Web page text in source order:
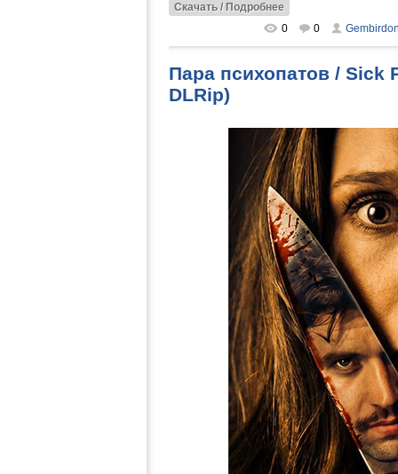
Скачать / Подробнее
0
0
Пара психопатов / Sick
DLRip)